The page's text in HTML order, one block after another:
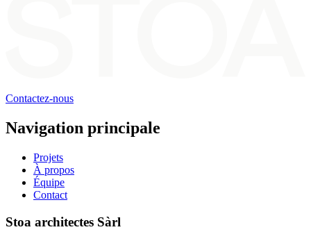
Contactez-nous
Navigation principale
Projets
À propos
Équipe
Contact
Stoa architectes Sàrl